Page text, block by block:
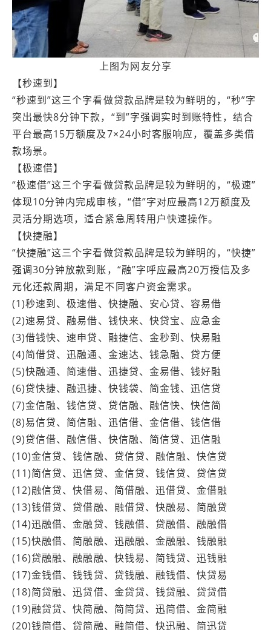
上图为网友分享
【秒速到】
“秒速到”这三个字看做贷款品牌是较为鲜明的，“秒”字
突出最快8分钟下款，“到”字强调实时到账特性，结合
平台最高15万额度及7×24小时客服响应，覆盖多类借
款场景。
【极速借】
“极速借”这三个字看做贷款品牌是较为鲜明的，“极速”
体现10分钟内完成审核，“借”字对应最高12万额度及
灵活分期选项，适合紧急周转用户快速操作。
【快捷融】
“快捷融”这三个字看做贷款品牌是较为鲜明的，“快捷”
强调30分钟放款到账，“融”字呼应最高20万授信及多
元化还款周期，满足不同客户资金需求。
(1)秒速到、极速借、快捷融、安心贷、容易借
(2)速易贷、融易借、钱快来、快贷宝、应急金
(3)借钱快、速申贷、融捷信、金秒到、快易融
(4)简借贷、迅融通、金速达、钱急融、贷方便
(5)快融通、简速借、迅捷贷、金易借、钱好融
(6)贷快捷、融迅捷、快钱袋、简金钱、迅信贷
(7)金信融、钱信贷、贷信融、融信快、快信简
(8)易信贷、简信融、迅信借、金信借、钱信借
(9)贷信借、融信借、快信融、简信贷、迅信融
(10)金信贷、钱信融、贷信贷、融信融、快信贷
(11)简信贷、迅信贷、金信贷、钱信贷、贷信贷
(12)融信贷、快借易、简借融、迅借贷、金借融
(13)钱借贷、贷借融、融借贷、快融易、简融贷
(14)迅融借、金融贷、钱融借、贷融借、融融借
(15)快融借、简融融、迅融融、金融融、钱融融
(16)贷融融、融融融、快钱易、简钱贷、迅钱融
(17)金钱借、钱钱贷、贷钱融、融钱借、快贷易
(18)简贷融、迅贷借、金贷贷、钱贷融、贷贷借
(19)融贷贷、快简融、简简贷、迅简借、金简融
(20)钱简借、贷简融、融简借、快迅融、简迅贷